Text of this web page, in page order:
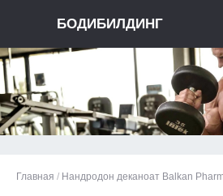
БОДИБИЛДИНГ
Главная / Нандродон деканоат Balkan